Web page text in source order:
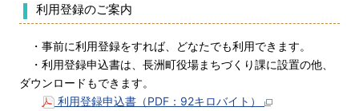
利用登録のご案内
・事前に利用登録をすれば、どなたでも利用できます。
・利用登録申込書は、長洲町役場まちづくり課に設置の他、
ダウンロードもできます。
利用登録申込書（PDF：92キロバイト）